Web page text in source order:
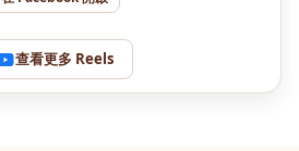
查看更多 Reels